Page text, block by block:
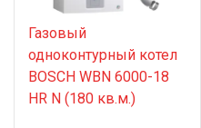
Газовый
одноконтурный котел
BOSCH WBN 6000-18
HR N (180 кв.м.)